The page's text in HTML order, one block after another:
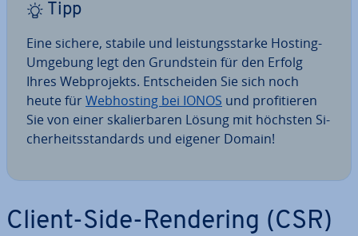
Tipp
Eine sichere, stabile und leis­tungs­star­ke Hosting-
Umgebung legt den Grund­stein für den Erfolg
Ihres Web­pro­jekts. Ent­schei­den Sie sich noch
heute fürWeb­hos­ting bei IONOS und pro­fi­tie­ren
Sie von einer ska­lier­ba­ren Lösung mit höchsten Si­
cher­heits­stan­dards und eigener Domain!
Client-Side-Rendering (CSR)